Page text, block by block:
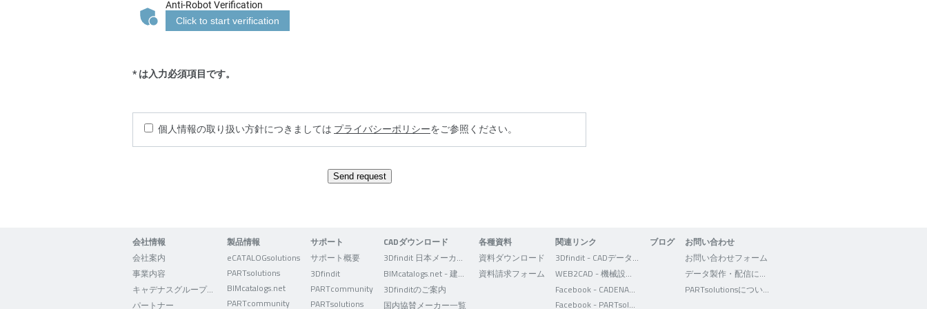
Anti-Robot Verification
Click to start verification
* は入力必須項目です。
個人情報の取り扱い方針につきましては プライバシーポリシーをご参照ください。
Send request
会社情報
会社案内
事業内容
パートナー
製品情報
eCATALOGsolutions
PARTsolutions
BIMcatalogs.net
PARTcommunity
サポート
サポート概要
3Dfindit
PARTcommunity
PARTsolutions
CADダウンロード
3Dfinditのご案内
国内協賛メーカー一覧
各種資料
資料ダウンロード
資料請求フォーム
関連リンク
Facebook - CADENAS WEB2CAD
ブログ お問い合わせ
お問い合わせフォーム